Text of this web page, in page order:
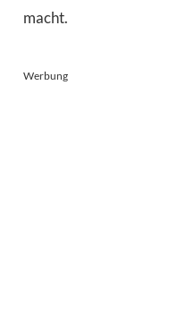
macht.
Werbung